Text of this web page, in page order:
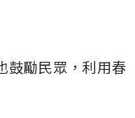
鼓勵民眾，利用春